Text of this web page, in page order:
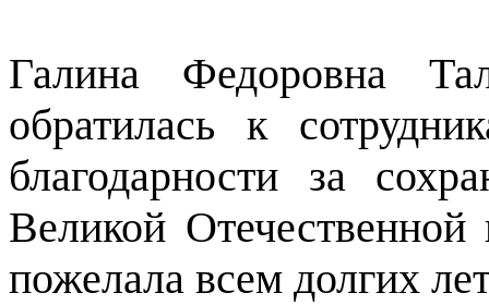
Галина Федоровна
обратилась к
благодарности за
Великой
пожелала всем долгих